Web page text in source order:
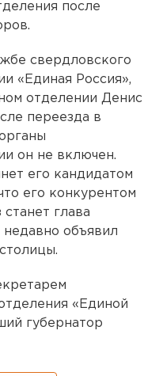
после
свердловского
«Единая Россия»,
отделении Денис
переезда в
он не включен.
его кандидатом
его конкурентом
глава
объявил
«Единой
губернатор